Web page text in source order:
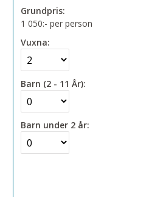
Grundpris:
1 050:- per person
Vuxna:
Barn (2 - 11 År):
Barn under 2 år: